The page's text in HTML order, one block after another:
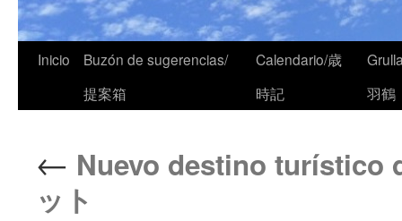
Inicio
Buzón de sugerencias/
提案箱
Calendario/歳
時記
羽鶴
← Nuevo destino turístico
ット